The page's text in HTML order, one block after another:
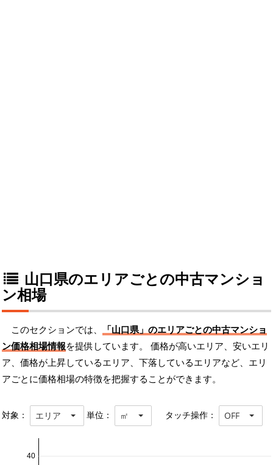
山口県のエリアごとの中古マンショ
ン相場
このセクションでは、
「山口県」のエリアごとの中古マンショ
ン価格相場情報を提供しています。 価格が高いエリア、安いエリ
ア、価格が上昇しているエリア、下落しているエリアなど、エリ
アごとに価格相場の特徴を把握することができます。
対象： エリア 単位： ㎡ タッチ操作： OFF
40